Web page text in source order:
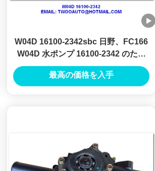
W04D 16100-2342sbc 日野、FC166
W04D 水ポンプ 16100-2342 のため
のパワー ステアリング ポンプ
最高の価格を入手